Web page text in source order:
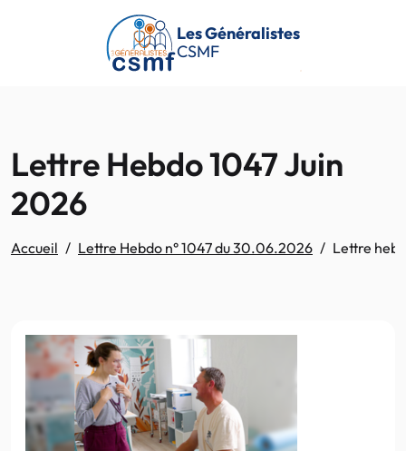
Passer au contenu principal
Les Généralistes
CSMF
Lettre Hebdo 1047 Juin
2026
Accueil Lettre Hebdo n° 1047 du 30.06.2026 Lettre